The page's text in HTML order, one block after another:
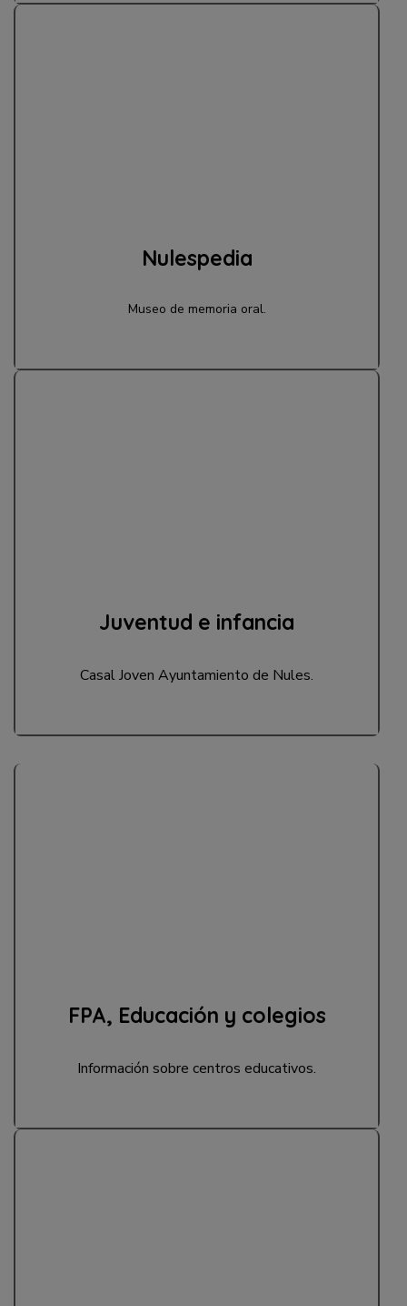
Nulespedia
Museo de memoria oral.
Juventud e infancia
Casal Joven Ayuntamiento de Nules.
FPA, Educación y colegios
Información sobre centros educativos.